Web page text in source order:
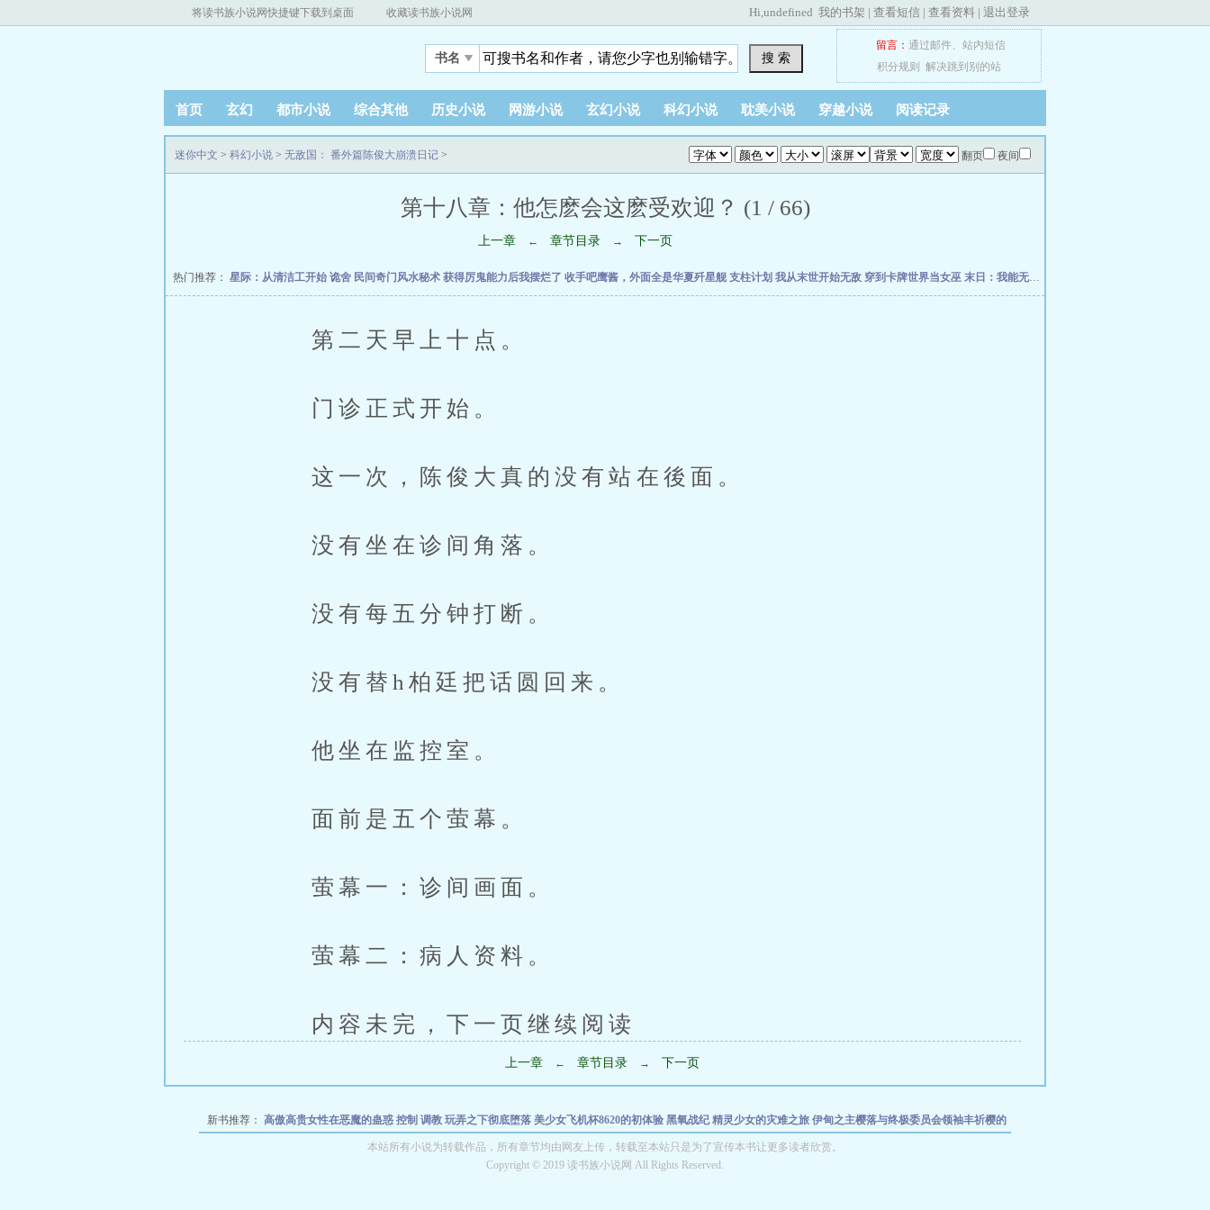
将读书族小说网快捷键下载到桌面 收藏读书族小说网 Hi,undefined 我的书架 | 查看短信 | 查看资料 | 退出登录
书名 搜 索
留言： 通过邮件、 站内短信
积分规则
解决跳到别的站
首页 玄幻 都市小说 综合其他 历史小说 网游小说 玄幻小说 科幻小说 耽美小说 穿越小说 阅读记录
翻页 夜间
迷你中文 > 科幻小说 > 无敌国： 番外篇陈俊大崩溃日记 >
第十八章：他怎麽会这麽受欢迎？ (1 / 66)
上一章 ← 章节目录 → 下一页
热门推荐： 星际：从清洁工开始 诡舍 民间奇门风水秘术 获得厉鬼能力后我摆烂了 收手吧鹰酱，外面全是华夏歼星舰 支柱计划 我从末世开始无敌 穿到卡牌世界当女巫 末日：我能无限抽卡加成
第二天早上十点。
门诊正式开始。
这一次，陈俊大真的没有站在後面。
没有坐在诊间角落。
没有每五分钟打断。
没有替h柏廷把话圆回来。
他坐在监控室。
面前是五个萤幕。
萤幕一：诊间画面。
萤幕二：病人资料。
内容未完，下一页继续阅读
上一章 ← 章节目录 → 下一页
新书推荐： 高傲高贵女性在恶魔的蛊惑 控制 调教 玩弄之下彻底堕落 美少女飞机杯8620的初体验 黑氧战纪精灵少女的灾难之旅 伊甸之主樱落与终极委员会领袖丰祈樱的
残酷受难日常以及丰斩天深入虎穴救其母其姐的故事末世性爱系统：做爱就能变强不受宠的omega最後的镇灵者我是神棍（福利版）
《末日启示录：当台北沦为深海》字蛊 阴牌：幽冥-第一部鬼母最後的镇灵者Ⅰ微笑女屍
本站所有小说为转载作品，所有章节均由网友上传，转载至本站只是为了宣传本书让更多读者欣赏。
Copyright © 2019 读书族小说网 All Rights Reserved.